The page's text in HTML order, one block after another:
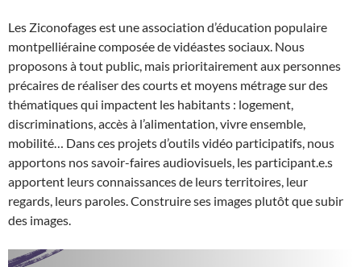
Les Ziconofages est une association d’éducation populaire
montpelliéraine composée de vidéastes sociaux. Nous
proposons à tout public, mais prioritairement aux personnes
précaires de réaliser des courts et moyens métrage sur des
thématiques qui impactent les habitants : logement,
discriminations, accès à l’alimentation, vivre ensemble,
mobilité… Dans ces projets d’outils vidéo participatifs, nous
apportons nos savoir-faires audiovisuels, les participant.e.s
apportent leurs connaissances de leurs territoires, leur
regards, leurs paroles. Construire ses images plutôt que subir
des images.